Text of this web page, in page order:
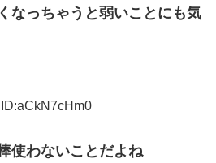
なっちゃうと弱いことにも気
ID:aCkN7cHm0
使わないことだよね